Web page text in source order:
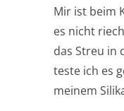
Mir ist beim
es nicht
das Streu in
teste ich es
meinem